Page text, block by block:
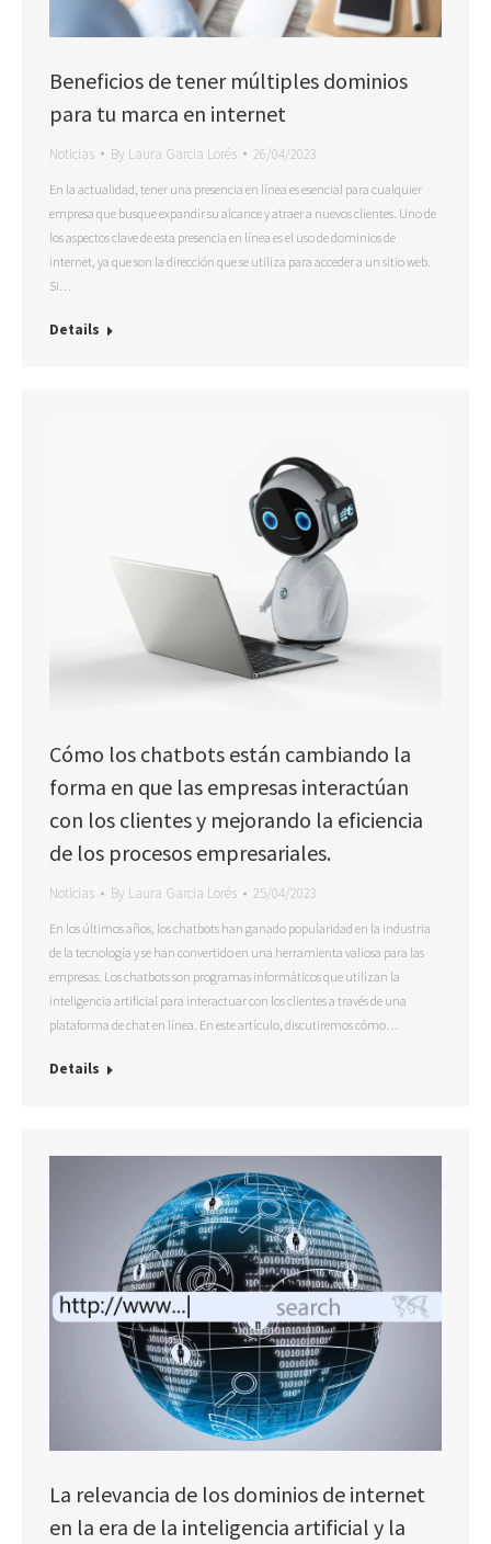
Beneficios de tener múltiples dominios
para tu marca en internet
Noticias By Laura Garcia Lorés 26/04/2023
En la actualidad, tener una presencia en línea es esencial para cualquier
empresa que busque expandir su alcance y atraer a nuevos clientes. Uno de
los aspectos clave de esta presencia en línea es el uso de dominios de
internet, ya que son la dirección que se utiliza para acceder a un sitio web.
Si…
Details
Cómo los chatbots están cambiando la
forma en que las empresas interactúan
con los clientes y mejorando la eficiencia
de los procesos empresariales.
Noticias By Laura Garcia Lorés 25/04/2023
En los últimos años, los chatbots han ganado popularidad en la industria
de la tecnología y se han convertido en una herramienta valiosa para las
empresas. Los chatbots son programas informáticos que utilizan la
inteligencia artificial para interactuar con los clientes a través de una
plataforma de chat en línea. En este artículo, discutiremos cómo…
Details
La relevancia de los dominios de internet
en la era de la inteligencia artificial y la